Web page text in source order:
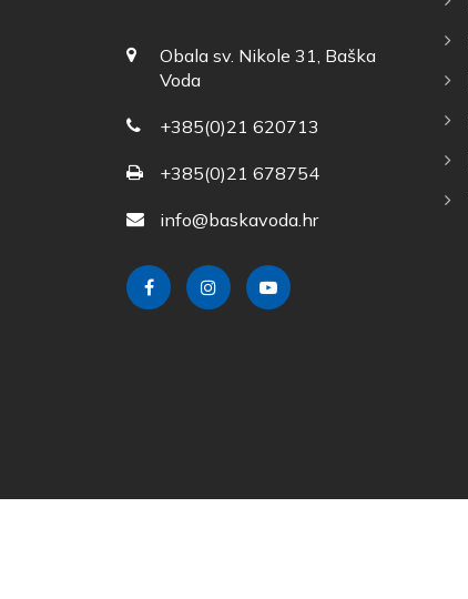
Obala sv. Nikole 31, Baška
Voda
+385(0)21 620713
+385(0)21 678754
info@baskavoda.hr